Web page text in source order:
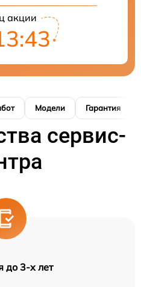
акции
Модели Гарантия
сервис-
до 3-х лет